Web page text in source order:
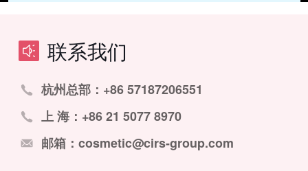
联系我们
杭州总部：+86 57187206551
上 海：+86 21 5077 8970
邮箱：cosmetic@cirs-group.com